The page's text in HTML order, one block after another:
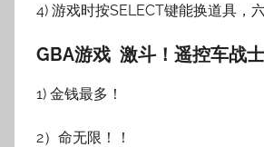
4) 游戏时按SELECT键能换道具，
GBA游戏 激斗！遥控车战
1) 金钱最多！
2）命无限！！